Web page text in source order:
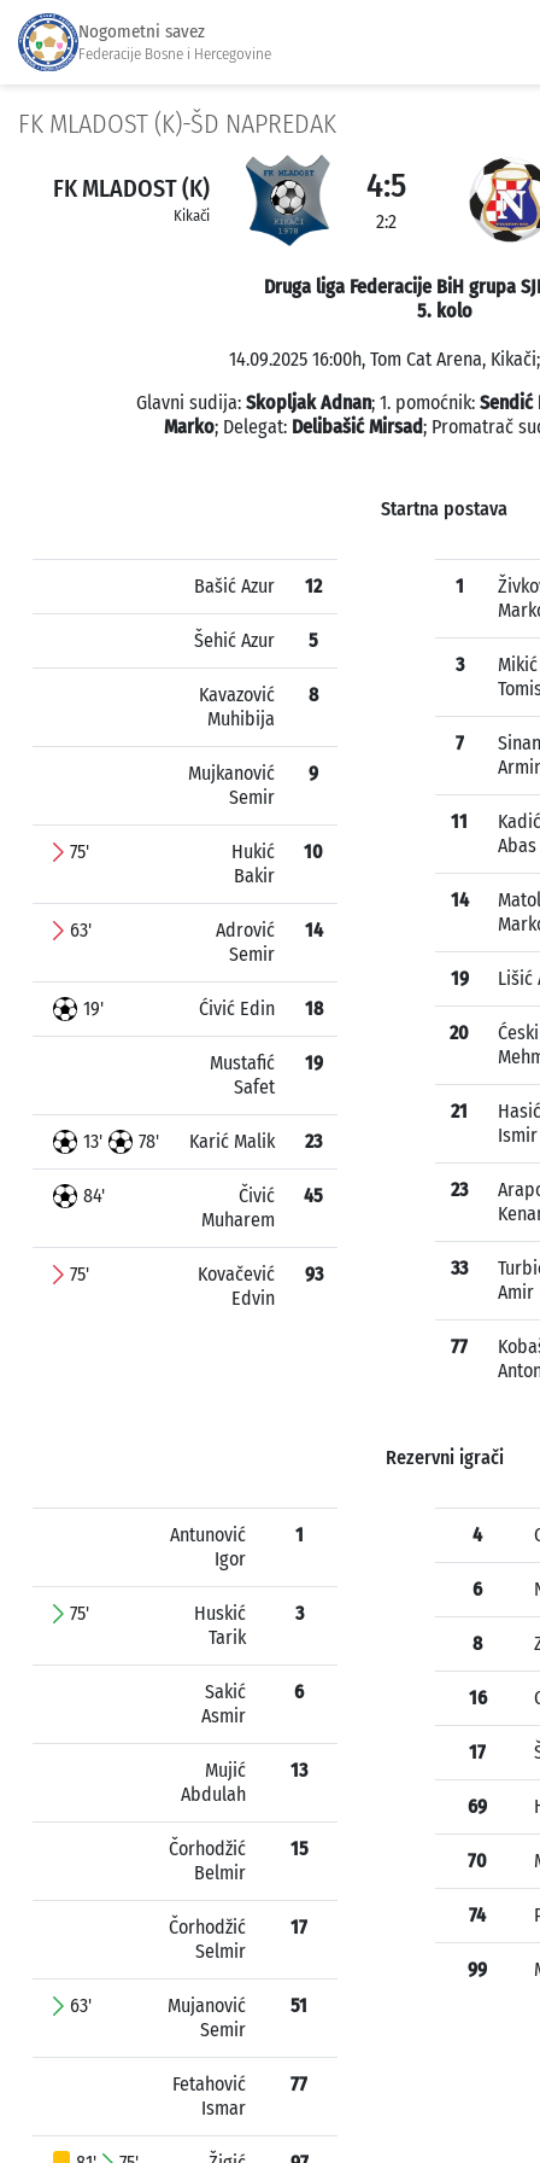
Nogometni savez
Federacije Bosne i Hercegovine
FK MLADOST (K)-ŠD NAPREDAK
FK MLADOST (K)
Kikači
4:5
2:2
Druga liga Federacije BiH grupa
5. kolo
14.09.2025 16:00h, Tom Cat Arena,
Glavni sudija: Skopljak Adnan; 1. pomoćnik: Sendić
Marko; Delegat: Delibašić Mirsad; Promatrač
Startna postava
Bašić Azur 12
Šehić Azur 5
Kavazović
Muhibija
8
Mujkanović
Semir
9
75'
Hukić
Bakir
10
63'
Adrović
Semir
14
19' Ćivić Edin 18
Mustafić
Safet
19
13' 78' Karić Malik 23
84'
Čivić
Muharem
45
75'
Kovačević
Edvin
93
1
3
Mikić
7
11
Kadić
Abas
14
19 Lišić
20
21
Hasić
Ismir
23
33
Amir
77
Rezervni igrači
Antunović
Igor
1
75'
Huskić
Tarik
3
Sakić
Asmir
6
Mujić
Abdulah
13
Čorhodžić
Belmir
15
Čorhodžić
Selmir
17
63'
Mujanović
Semir
51
Fetahović
Ismar
77
4
6
8
16
17
69
70
74
99